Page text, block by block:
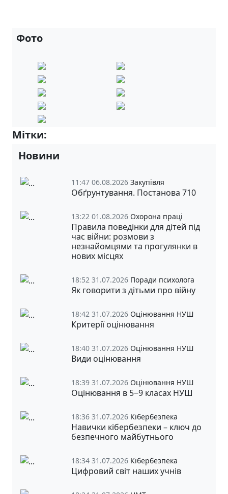
Фото
Мітки:
Новини
11:47 06.08.2026 Закупівля
Обґрунтування. Постанова 710
13:22 01.08.2026 Охорона праці
Правила поведінки для дітей під
час війни: розмови з
незнайомцями та прогулянки в
нових місцях
18:52 31.07.2026 Поради психолога
Як говорити з дітьми про війну
18:42 31.07.2026 Оцінювання НУШ
Критерії оцінювання
18:40 31.07.2026 Оцінювання НУШ
Види оцінювання
18:39 31.07.2026 Оцінювання НУШ
Оцінювання в 5‒9 класах НУШ
18:36 31.07.2026 Кібербезпека
Навички кібербезпеки – ключ до
безпечного майбутнього
18:34 31.07.2026 Кібербезпека
Цифровий світ наших учнів